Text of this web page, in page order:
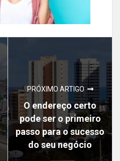
PRÓXIMO ARTIGO
O endereço certo
pode ser o primeiro
passo para o sucesso
do seu negócio